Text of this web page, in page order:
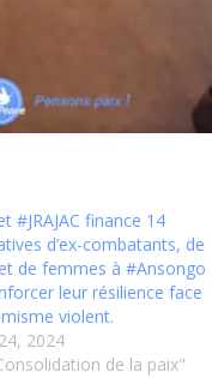
#JRAJAC finance 14
d’ex-combatants, de
de femmes à #Ansongo
leur résilience face
violent.
2024
de la paix"